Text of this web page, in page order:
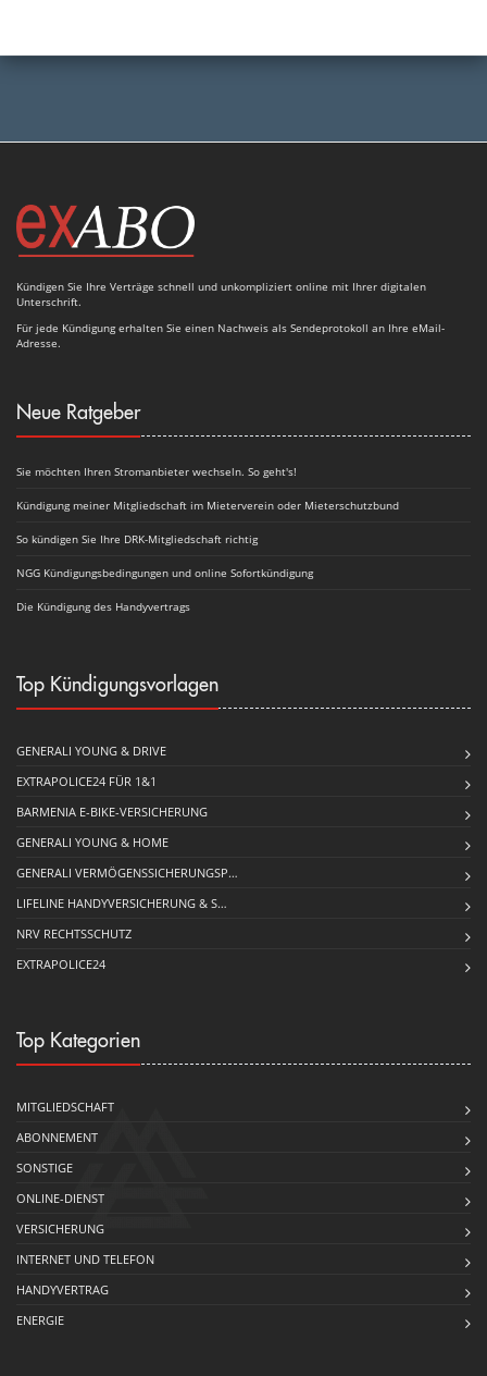
Kündigen Sie Ihre Verträge schnell und unkompliziert online mit Ihrer digitalen
Unterschrift.
Für jede Kündigung erhalten Sie einen Nachweis als Sendeprotokoll an Ihre eMail-
Adresse.
Neue Ratgeber
Sie möchten Ihren Stromanbieter wechseln. So geht's!
Kündigung meiner Mitgliedschaft im Mieterverein oder Mieterschutzbund
So kündigen Sie Ihre DRK-Mitgliedschaft richtig
NGG Kündigungsbedingungen und online Sofortkündigung
Die Kündigung des Handyvertrags
Top Kündigungsvorlagen
GENERALI YOUNG & DRIVE
EXTRAPOLICE24 FÜR 1&1
BARMENIA E-BIKE-VERSICHERUNG
GENERALI YOUNG & HOME
GENERALI VERMÖGENSSICHERUNGSP…
LIFELINE HANDYVERSICHERUNG & S…
NRV RECHTSSCHUTZ
EXTRAPOLICE24
Top Kategorien
MITGLIEDSCHAFT
ABONNEMENT
SONSTIGE
ONLINE-DIENST
VERSICHERUNG
INTERNET UND TELEFON
HANDYVERTRAG
ENERGIE